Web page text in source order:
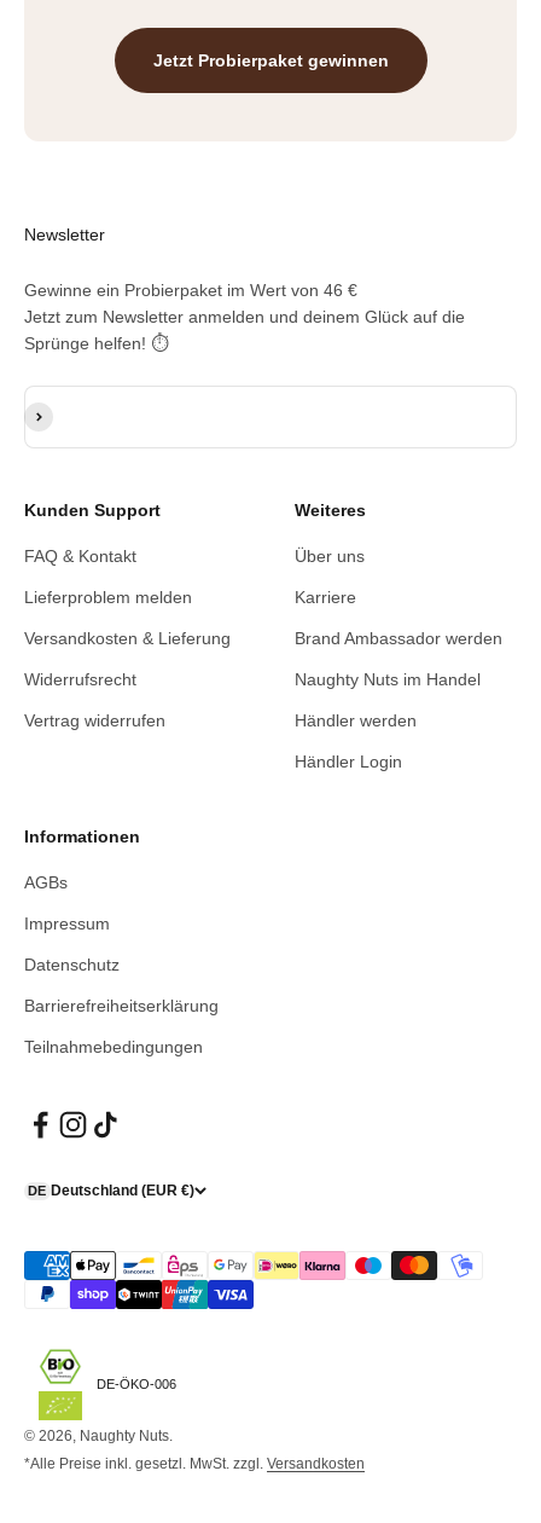
Jetzt Probierpaket gewinnen
Newsletter
Gewinne ein Probierpaket im Wert von 46 €
Jetzt zum Newsletter anmelden und deinem Glück auf die
Sprünge helfen! ⏱️
E-Mail-Adresse
Abonnieren
Kunden Support
FAQ & Kontakt
Lieferproblem melden
Versandkosten & Lieferung
Widerrufsrecht
Vertrag widerrufen
Weiteres
Über uns
Karriere
Brand Ambassador werden
Naughty Nuts im Handel
Händler werden
Händler Login
Informationen
AGBs
Impressum
Datenschutz
Barrierefreiheitserklärung
Teilnahmebedingungen
DE Deutschland (EUR €)
DE-ÖKO-006
© 2026, Naughty Nuts.
*Alle Preise inkl. gesetzl. MwSt. zzgl. Versandkosten